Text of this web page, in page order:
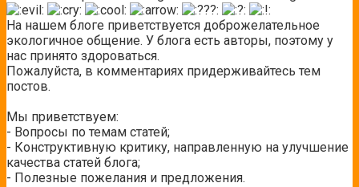
На нашем блоге приветствуется доброжелательное
экологичное общение. У блога есть авторы, поэтому у
нас принято здороваться.
Пожалуйста, в комментариях придерживайтесь тем
постов.
Мы приветствуем:
- Вопросы по темам статей;
- Конструктивную критику, направленную на улучшение
качества статей блога;
- Полезные пожелания и предложения.